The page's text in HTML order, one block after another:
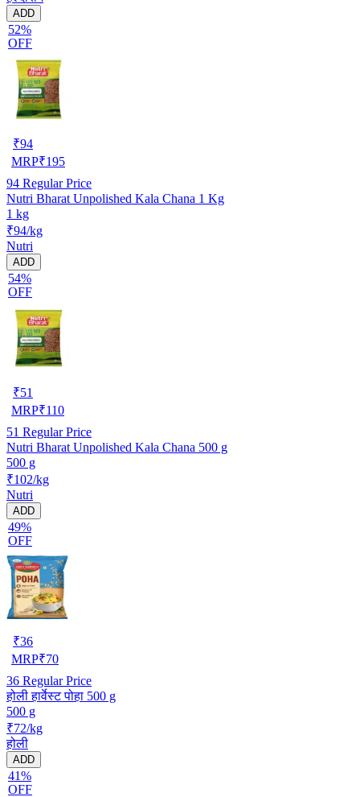
ADD
52%
OFF
₹94
MRP₹195
94 Regular Price
Nutri Bharat Unpolished Kala Chana 1 Kg
1 kg
₹94/kg
Nutri
ADD
54%
OFF
₹51
MRP₹110
51 Regular Price
Nutri Bharat Unpolished Kala Chana 500 g
500 g
₹102/kg
Nutri
ADD
49%
OFF
₹36
MRP₹70
36 Regular Price
होली हार्वेस्ट पोहा 500 g
500 g
₹72/kg
होली
ADD
41%
OFF